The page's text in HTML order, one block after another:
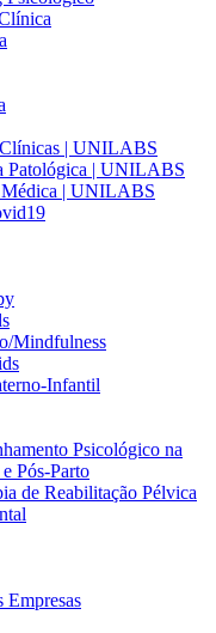
| UNILABS
Patológica | UNILABS
Médica | UNILABS
Mindfulness
Infantil
Psicológico na
Pós-Parto
de Reabilitação Pélvica
Empresas